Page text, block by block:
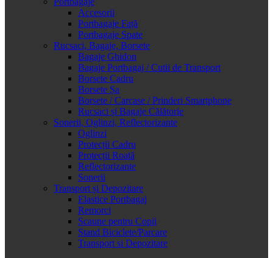
Accesorii
Portbagaje Față
Portbagaje Spate
Rucsaci, Bagaje, Borsete
Bagaje Ghidon
Bagaje Portbagaj / Cutii de Transport
Borsete Cadru
Borsete Șa
Borsete / Carcase / Prinderi Smartphone
Rucsaci și Bagaje Călătorie
Sonerii, Oglinzi, Reflectorizante
Oglinzi
Protecții Cadru
Protecții Roată
Reflectorizante
Sonerii
Transport și Depozitare
Elastice Portbagaj
Remorci
Scaune pentru Copii
Stand Biciclete/Parcare
Transport si Depozitare